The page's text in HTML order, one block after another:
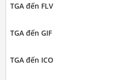
TGA đến FLV
TGA đến GIF
TGA đến ICO